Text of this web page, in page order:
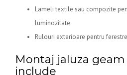
Lameli textile sau compozite
luminozitate.
Rulouri exterioare pentru
Montaj jaluza
include